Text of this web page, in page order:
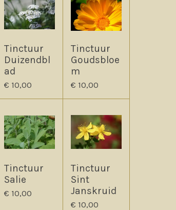
Tinctuur
Duizendbl
ad
€ 10,00
Tinctuur
Goudsbloe
m
€ 10,00
Tinctuur
Salie
€ 10,00
Tinctuur
Sint
Janskruid
€ 10,00